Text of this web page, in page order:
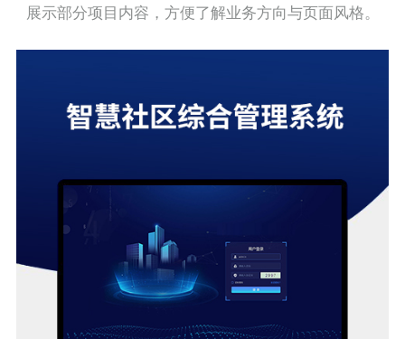
展示部分项目内容，方便了解业务方向与页面风格。